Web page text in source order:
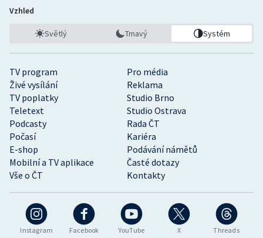
Instagram Facebook YouTube X Threads
TV program
Pro média
Živé vysílání
Reklama
TV poplatky
Studio Brno
Teletext
Studio Ostrava
Podcasty
Rada ČT
Počasí
Kariéra
E-shop
Podávání námětů
Mobilní a TV aplikace
Časté dotazy
Vše o ČT
Kontakty
Vzhled
Světlý Tmavý Systém